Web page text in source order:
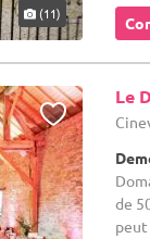
(11)
Le
de
peut